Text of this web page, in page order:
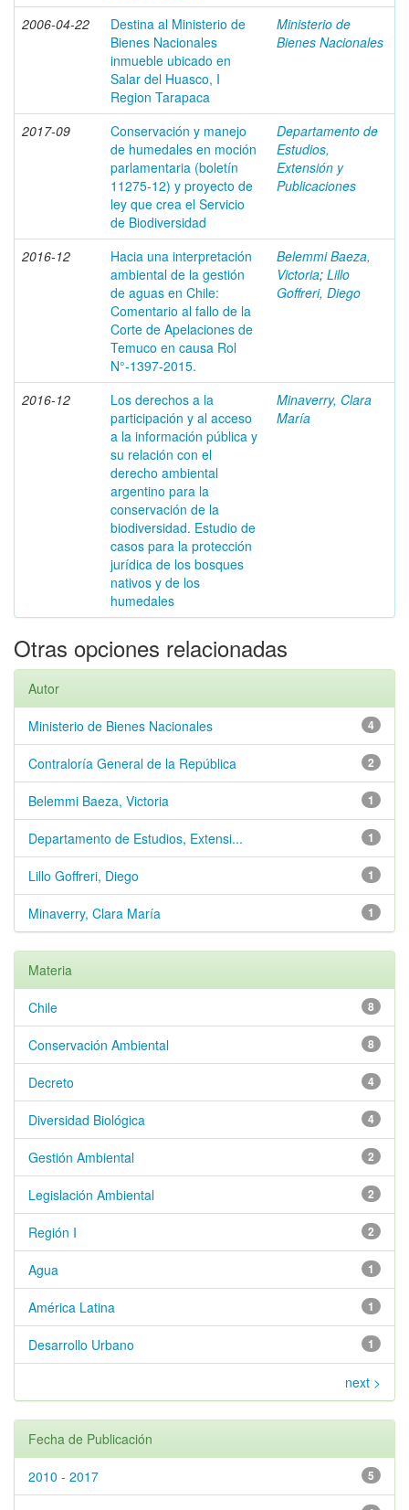
2006-04-22
Destina al Ministerio de
Bienes Nacionales
inmueble ubicado en
Salar del Huasco, I
Region Tarapaca
Ministerio de
Bienes Nacionales
2017-09
Conservación y manejo
de humedales en moción
parlamentaria (boletín
11275-12) y proyecto de
ley que crea el Servicio
de Biodiversidad
Departamento de
Estudios,
Extensión y
Publicaciones
2016-12
Hacia una interpretación
ambiental de la gestión
de aguas en Chile:
Comentario al fallo de la
Corte de Apelaciones de
Temuco en causa Rol
N°-1397-2015.
Belemmi Baeza,
Victoria; Lillo
Goffreri, Diego
2016-12
Los derechos a la
participación y al acceso
a la información pública y
su relación con el
derecho ambiental
argentino para la
conservación de la
biodiversidad. Estudio de
casos para la protección
jurídica de los bosques
nativos y de los
humedales
Minaverry, Clara
María
Otras opciones relacionadas
Autor
4
Ministerio de Bienes Nacionales
2
Contraloría General de la República
1
Belemmi Baeza, Victoria
1
Departamento de Estudios, Extensi...
1
Lillo Goffreri, Diego
1
Minaverry, Clara María
Materia
8
Chile
8
Conservación Ambiental
4
Decreto
4
Diversidad Biológica
2
Gestión Ambiental
2
Legislación Ambiental
2
Región I
1
Agua
1
América Latina
1
Desarrollo Urbano
next >
Fecha de Publicación
5
2010 - 2017